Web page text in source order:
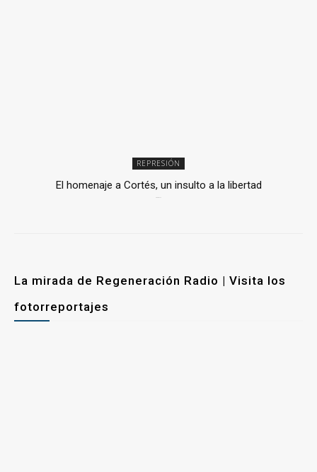
REPRESIÓN
El homenaje a Cortés, un insulto a la libertad
La mirada de Regeneración Radio | Visita los
fotorreportajes